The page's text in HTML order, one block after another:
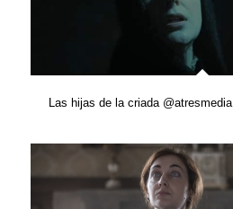
Las hijas de la criada @atresmedia